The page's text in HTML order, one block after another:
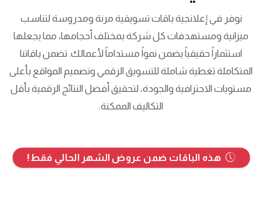
نوفر في إعلانجية باقات تسويقية مرنة ومدروسة لتناسب
ميزانية ومستهدفات كل شركة بمختلف أحجامها، مما يجعلها
استثماراً حقيقياً يضمن نمواً مستداماً لأعمالك. تضمن باقاتنا
المتكاملة تغطية شاملة للتسويق الرقمي وتصميم المواقع بأعلى
مستويات الاحترافية والجودة، لتحقيق أفضل النتائج الرقمية بأقل
التكاليف الممكنة.
هذه الباقات ضمن عروض الشهر الحالي فقط!